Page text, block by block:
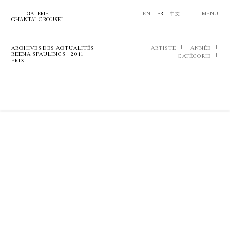
GALERIE
CHANTAL CROUSEL
EN FR 中文 MENU
ARCHIVES DES ACTUALITÉS
REENA SPAULINGS | 2011 |
PRIX
ARTISTE
ANNÉE
CATÉGORIE